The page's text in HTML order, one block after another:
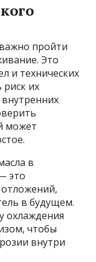
пройти
Это
и технических
риск их
может
в
это
в будущем.
охлаждения
чтобы
внутри